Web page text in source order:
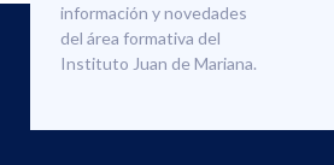
información y novedades
del área formativa del
Instituto Juan de Mariana.